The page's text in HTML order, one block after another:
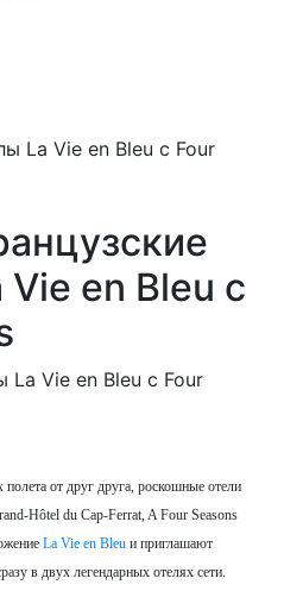
La Vie en Bleu с Four
en Bleu с
от друг друга, роскошные отели
Hôtel du Cap-Ferrat, A Four Seasons
La Vie en Bleu и приглашают
в двух легендарных отелях сети.